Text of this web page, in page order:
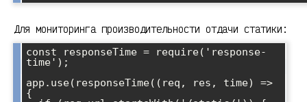
Для мониторинга производительности отдачи статики:
const responseTime = require('response-
time');
app.use(responseTime((req, res, time) =>
{